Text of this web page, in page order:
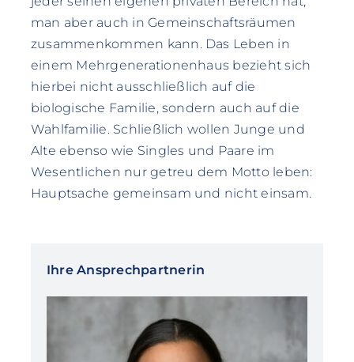
man aber auch in Gemeinschaftsräumen
zusammenkommen kann. Das Leben in
einem Mehrgenerationenhaus bezieht sich
hierbei nicht ausschließlich auf die
biologische Familie, sondern auch auf die
Wahlfamilie. Schließlich wollen Junge und
Alte ebenso wie Singles und Paare im
Wesentlichen nur getreu dem Motto leben:
Hauptsache gemeinsam und nicht einsam.
Ihre Ansprechpartnerin